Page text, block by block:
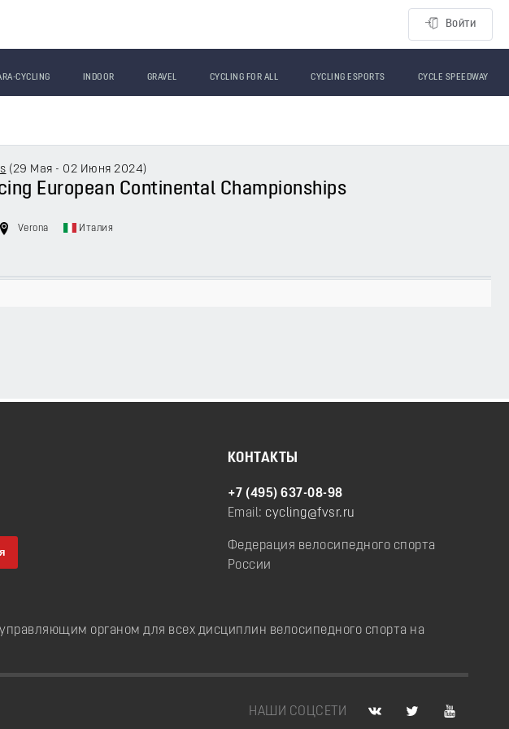
Войти
CYCLING INDOOR GRAVEL CYCLING FOR ALL CYCLING ESPORTS CYCLE SPEEDWAY
(29 Мая - 02 Июня 2024)
European Continental Championships
Verona Италия
КОНТАКТЫ
+7 (495) 637-08-98
Email: cycling@fvsr.ru
Федерация велосипедного спорта
России
органом для всех дисциплин велосипедного спорта на
НАШИ СОЦСЕТИ